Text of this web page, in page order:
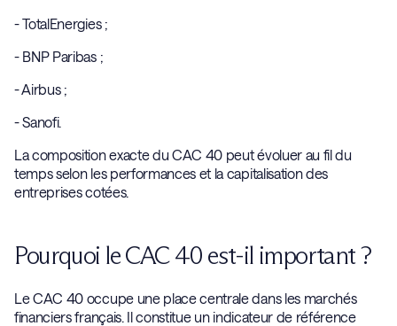
- TotalEnergies ;
- BNP Paribas ;
- Airbus ;
- Sanofi.
La composition exacte du CAC 40 peut évoluer au fil du
temps selon les performances et la capitalisation des
entreprises cotées.
Pourquoi le CAC 40 est-il important ?
Le CAC 40 occupe une place centrale dans les marchés
financiers français. Il constitue un indicateur de référence